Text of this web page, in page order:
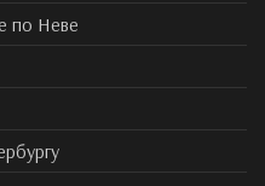
по Неве